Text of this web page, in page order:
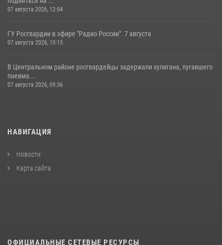
07 августа 2026, 12:04
ГУ Росгвардии в эфире "Радио России". 7 августа
07 августа 2026, 10:15
В Центральном районе росгвардейцы задержали хулигана, пугавшего
пневма...
07 августа 2026, 09:36
НАВИГАЦИЯ
Новости
Карта сайта
ОФИЦИАЛЬНЫЕ СЕТЕВЫЕ РЕСУРСЫ